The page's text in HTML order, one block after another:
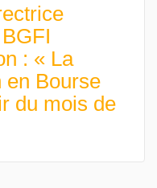
: « La
en Bourse
du mois de